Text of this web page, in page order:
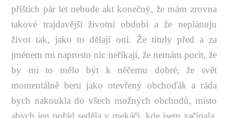
příštích pár let nebude akt konečný, že mám zrovna
takové trajdavější životní období a že neplánuju
život tak, jako to dělají oni. Že tituly před a za
jménem mi naprosto nic neříkají, že nemám pocit, že
by mi to mělo být k něčemu dobré, že svět
momentálně beru jako otevřený obchoďák a ráda
bych nakoukla do všech možných obchodů, místo